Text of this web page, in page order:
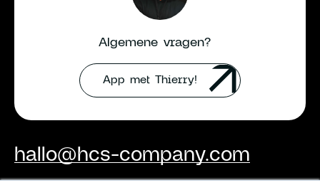
hallo@hcs-company.com
Algemene vragen?
App met Thierry!